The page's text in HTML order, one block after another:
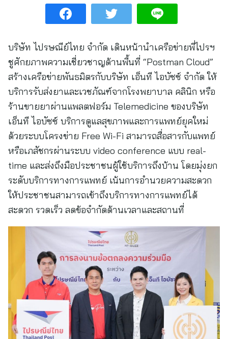
บริษัท ไปรษณีย์ไทย จำกัด เดินหน้านำเครือข่ายพี่ไปรฯ
ชูศักยภาพความเชี่ยวชาญด้านพื้นที่ “Postman Cloud”
สร้างเครือข่ายพันธมิตรกับบริษัท เอ็นที ไอบัซซ์ จำกัด ให้
บริการรับส่งยาและเวชภัณฑ์จากโรงพยาบาล คลินิก หรือ
ร้านขายยาผ่านแพลตฟอร์ม Telemedicine ของบริษัท
เอ็นที ไอบัซซ์ บริการดูแลสุขภาพและการแพทย์ยุคใหม่
ด้วยระบบโครงข่าย Free Wi-Fi สามารถสื่อสารกับแพทย์
หรือเภสัชกรผ่านระบบ video conference แบบ real-
time และส่งถึงมือประชาชนผู้ใช้บริการถึงบ้าน โดยมุ่งยก
ระดับบริการทางการแพทย์ เน้นการอำนวยความสะดวก
ให้ประชาชนสามารถเข้าถึงบริการทางการแพทย์ได้
สะดวก รวดเร็ว ลดข้อจำกัดด้านเวลาและสถานที่